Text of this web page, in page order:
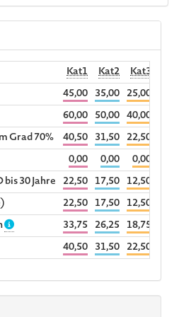
Kat1 Kat2 Kat3
45,00 35,00 25,00
60,00 50,00
40,00
Grad 70%
40,50 31,50
22,50
0,00 0,00
0,00
30 Jahre
22,50 17,50
12,50
22,50 17,50
12,50
33,75 26,25
18,75
40,50 31,50 22,50